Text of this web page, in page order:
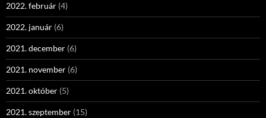
2022. február (4)
2022. január (6)
2021. december (6)
2021. november (6)
2021. október (5)
2021. szeptember (15)